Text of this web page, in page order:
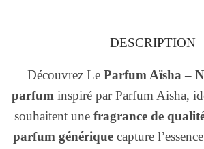
DESCRIPTION
Découvrez Le Parfum Aïsha –
parfum inspiré par Parfum Aisha,
souhaitent une fragrance de
parfum générique capture